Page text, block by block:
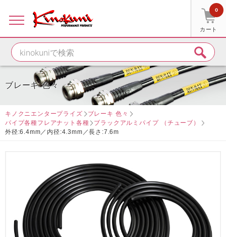
カート
0
ブレーキ 色々
キノクニエンタープライズ
ブレーキ 色々
パイプ各種フレアナット各種
ブラックアルミパイプ （チューブ）
外径:6.4mm／内径:4.3mm／長さ:7.6m